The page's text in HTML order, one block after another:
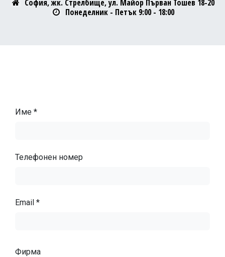
София, жк. Стрелбище, ул. Майор Първан Тошев 18-20
Понеделник - Петък 9:00 - 18:00
Име *
Телефонен номер
Email *
Фирма